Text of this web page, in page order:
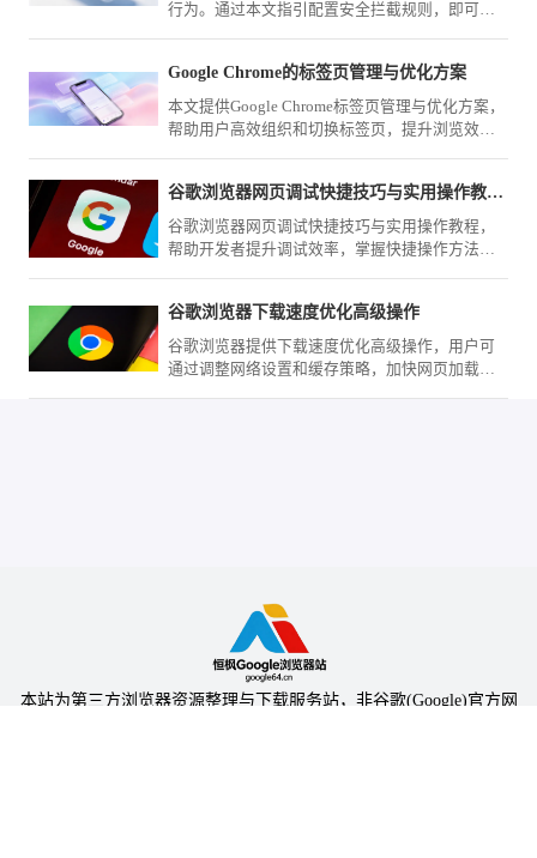
行为。通过本文指引配置安全拦截规则，即可有
Google Chrome的标签页管理与优化方案
本文提供Google Chrome标签页管理与优化方案，
帮助用户高效组织和切换标签页，提升浏览效
谷歌浏览器网页调试快捷技巧与实用操作教程分享
谷歌浏览器网页调试快捷技巧与实用操作教程，
帮助开发者提升调试效率，掌握快捷操作方法，
谷歌浏览器下载速度优化高级操作
谷歌浏览器提供下载速度优化高级操作，用户可
通过调整网络设置和缓存策略，加快网页加载和
本站为第三方浏览器资源整理与下载服务站，非谷歌(Google)官方网